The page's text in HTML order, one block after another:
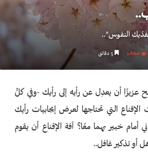
النفوس"..
2٬880
أن يعدِل عن رأيه إلى رأيك -وفي كلٍّ
التي تحتاجها لعرض إيجابيات رأيك
أمام خبير بهما معًا؟ آفة الإقناع أن يقوم
أو تذكير غافل..